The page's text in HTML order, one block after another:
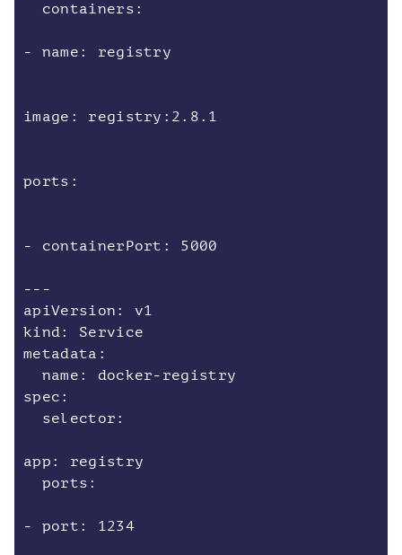
containers:
- name: registry
image: registry:2.8.1
ports:
- containerPort: 5000
---
apiVersion: v1
kind: Service
metadata:
name: docker-registry
spec:
selector:
app: registry
ports:
- port: 1234